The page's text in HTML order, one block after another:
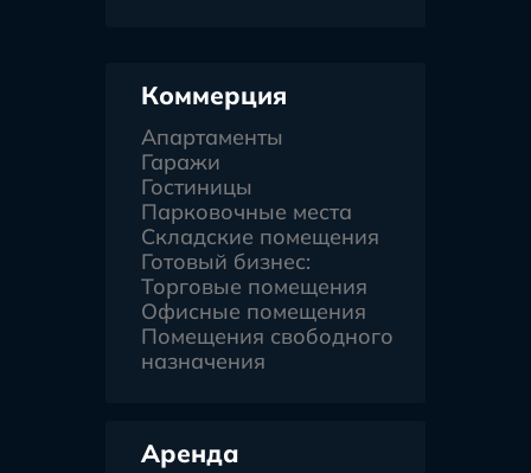
Коммерция
Апартаменты
Гаражи
Гостиницы
Парковочные места
Складские помещения
Готовый бизнес:
Торговые помещения
Офисные помещения
Помещения свободного
назначения
Аренда